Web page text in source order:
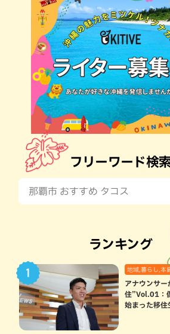
フリーワード検
ランキング
地域,暮らし,本
アナウンサー
住”Vol.01：
始まった移住